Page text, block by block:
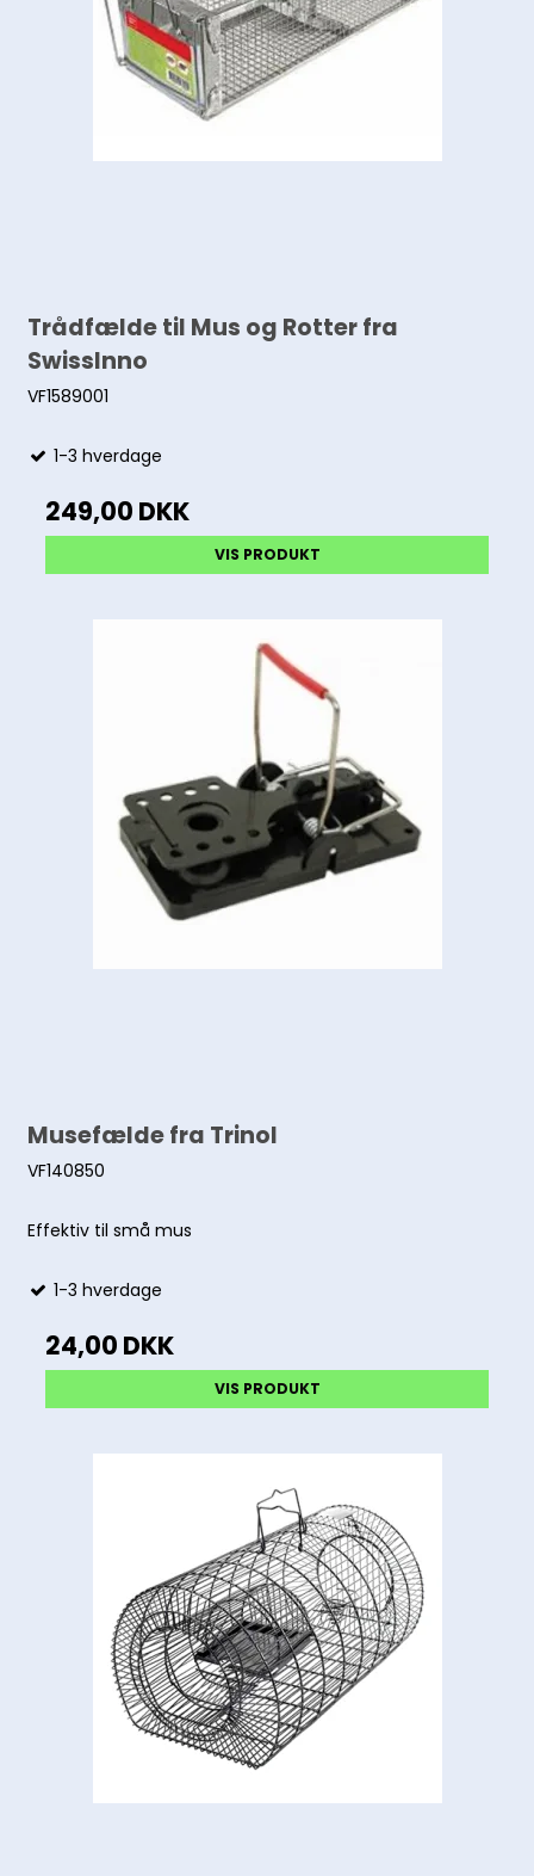
Trådfælde til Mus og Rotter fra
SwissInno
VF1589001
1-3 hverdage
249,00 DKK
VIS PRODUKT
Musefælde fra Trinol
VF140850
Effektiv til små mus
1-3 hverdage
24,00 DKK
VIS PRODUKT